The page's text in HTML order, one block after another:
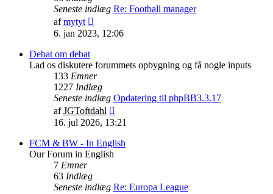
Seneste indlæg Re: Football manager
afmytyt
det
6. jan 2023, 12:06
Debat om debat
Lad os diskutere forummets opbygning og få nogle inputs
133 Emner
1227 Indlæg
Seneste indlæg Opdatering til phpBB3.3.17
afJGToftdahl
det
indlæg
16. jul 2026, 13:21
FCM & BW - In English
Our Forum in English
7 Emner
63 Indlæg
Seneste indlæg Re: Europa League